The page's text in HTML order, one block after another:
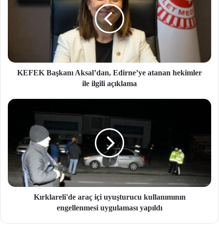
KEFEK Başkanı Aksal’dan, Edirne’ye atanan hekimler
ile ilgili açıklama
Kırklareli'de araç içi uyuşturucu kullanımının
engellenmesi uygulaması yapıldı